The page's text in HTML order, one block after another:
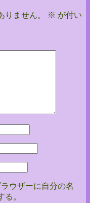
りません。 ※ が付い
ウザーに自分の名
。